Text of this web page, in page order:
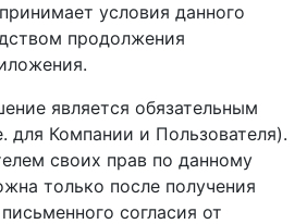
условия данного
продолжения
является обязательным
для Компании и Пользователя).
своих прав по данному
только после получения
согласия от